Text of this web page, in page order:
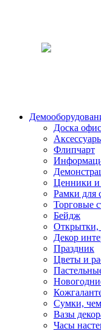
Доска
Флипчарт
Ценники и
Рамки для
Торговые
Бейдж
Открытки,
Декор
Праздник
Цветы и
Сумки,
Вазы
Часы